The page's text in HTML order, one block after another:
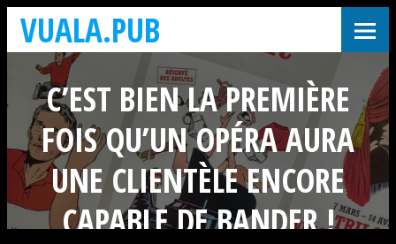
VUALA.PUB
C’EST BIEN LA PREMIÈRE
FOIS QU’UN OPÉRA AURA
UNE CLIENTÈLE ENCORE
CAPABLE DE BANDER !